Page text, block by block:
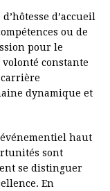
d’accueil
ou de
pour le
constante
carrière
dynamique et
haut
sont
se distinguer
En